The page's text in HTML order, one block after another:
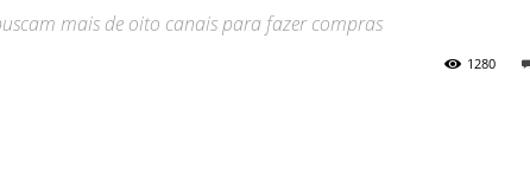
mais de oito canais para fazer compras
1280